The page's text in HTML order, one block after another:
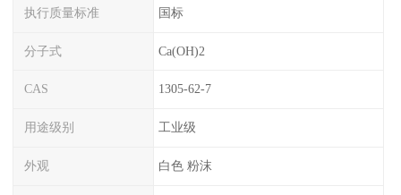
执行质量标准 国标
分子式 Ca(OH)2
CAS 1305-62-7
用途级别 工业级
外观 白色 粉沫